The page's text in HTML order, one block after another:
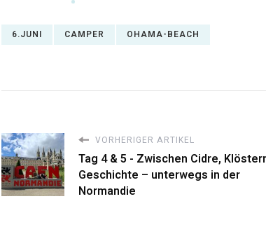
6.JUNI CAMPER OHAMA-BEACH
VORHERIGER ARTIKEL
Tag 4 & 5 - Zwischen Cidre,
Geschichte – unterwegs in der
Normandie